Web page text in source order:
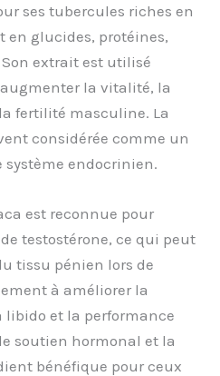
ses tubercules riches en
glucides, protéines,
extrait est utilisé
la vitalité, la
fertilité masculine. La
considérée comme un
endocrinien.
est reconnue pour
testostérone, ce qui peut
tissu pénien lors de
à améliorer la
et la performance
soutien hormonal et la
bénéfique pour ceux